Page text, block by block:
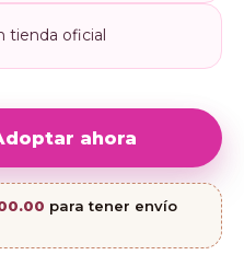
tienda oficial
ahora
para tener envío